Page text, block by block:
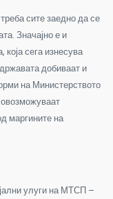
сите заедно да се
Значајно е и
сега изнесува
добиваат и
на Министерството
маргините на
улуги на МТСП –